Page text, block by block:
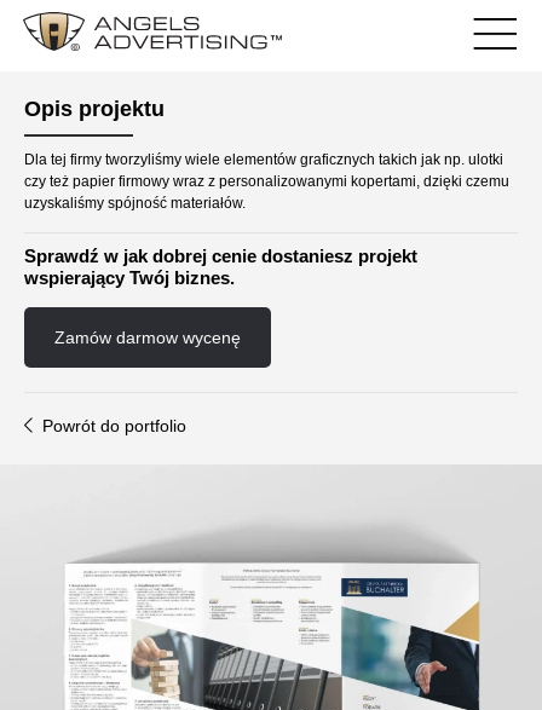
Opis projektu
Dla tej firmy tworzyliśmy wiele elementów graficznych takich jak np. ulotki
czy też papier firmowy wraz z personalizowanymi kopertami, dzięki czemu
uzyskaliśmy spójność materiałów.
Sprawdź w jak dobrej cenie dostaniesz projekt
wspierający Twój biznes.
Zamów darmow wycenę
Powrót do portfolio